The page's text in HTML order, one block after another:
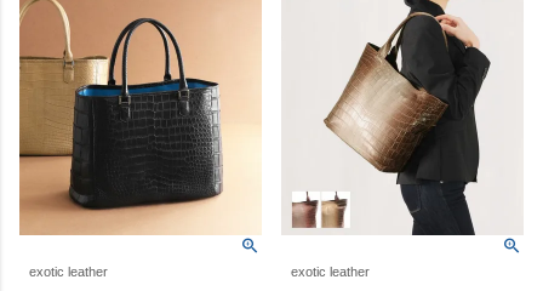
exotic leather exotic leather